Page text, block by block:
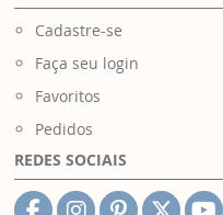
Cadastre-se
Faça seu login
Favoritos
Pedidos
REDES SOCIAIS